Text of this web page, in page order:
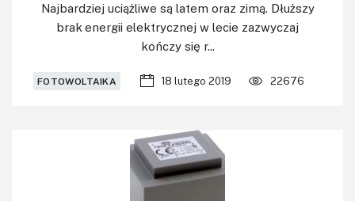
Najbardziej uciążliwe są latem oraz zimą. Dłuższy
brak energii elektrycznej w lecie zazwyczaj
kończy się r...
FOTOWOLTAIKA 18 lutego 2019 22676